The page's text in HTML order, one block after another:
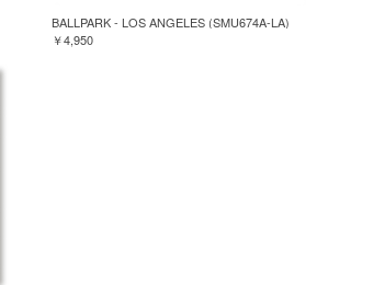
BALLPARK - LOS ANGELES (SMU674A-LA)
￥4,950